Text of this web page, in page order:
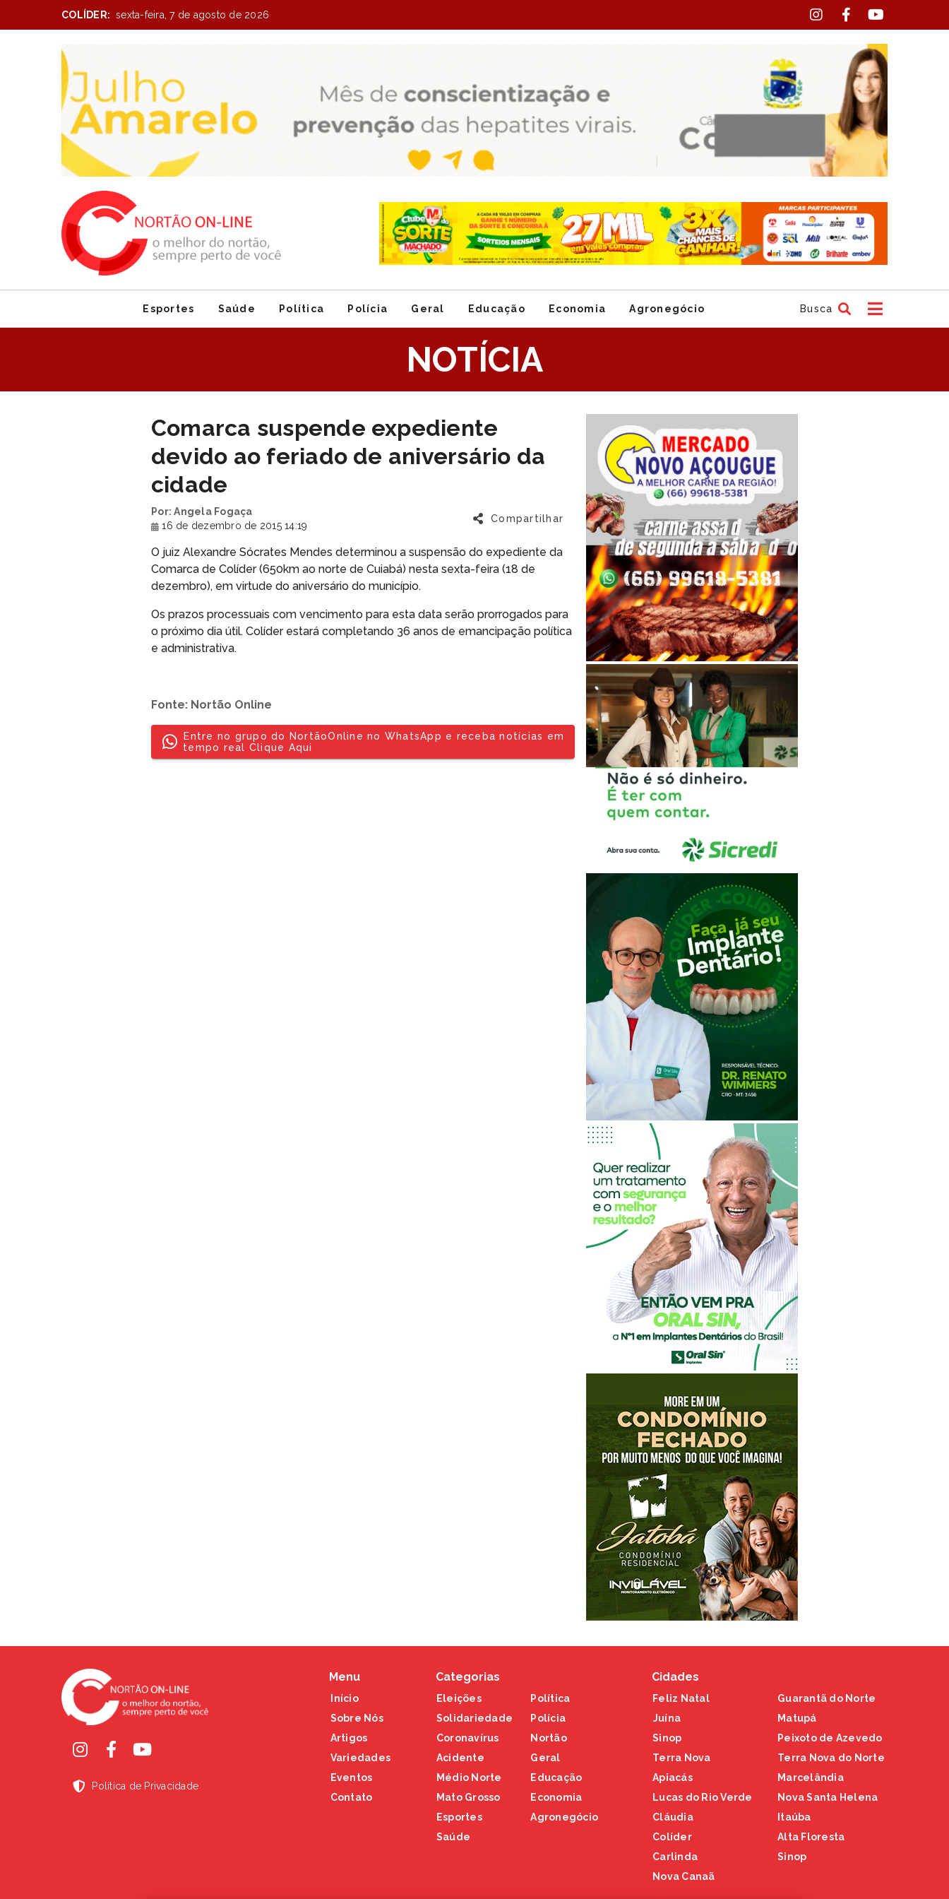
COLÍDER: sexta-feira, 7 de agosto de 2026
of
1
of
Esportes Saúde Política Polícia Geral Educação Economia Agronegócio Busca
NOTÍCIA
Comarca suspende expediente
devido ao feriado de aniversário da
cidade
Por: Angela Fogaça
16 de dezembro de 2015 14:19
Compartilhar
O juiz Alexandre Sócrates Mendes determinou a suspensão do expediente da
Comarca de Colíder (650km ao norte de Cuiabá) nesta sexta-feira (18 de
dezembro), em virtude do aniversário do município.
Os prazos processuais com vencimento para esta data serão prorrogados para
o próximo dia útil. Colíder estará completando 36 anos de emancipação política
e administrativa.
Fonte: Nortão Online
Entre no grupo do NortãoOnline no WhatsApp e receba notícias em
tempo real Clique Aqui
Política de Privacidade
Menu
Início
Sobre Nós
Artigos
Variedades
Eventos
Contato
Categorias
Eleições
Solidariedade
Coronavírus
Acidente
Médio Norte
Mato Grosso
Esportes
Saúde
Política
Polícia
Nortão
Geral
Educação
Economia
Agronegócio
Cidades
Feliz Natal
Juína
Sinop
Terra Nova
Apiacás
Lucas do Rio Verde
Cláudia
Colíder
Carlinda
Nova Canaã
Guarantã do Norte
Matupá
Peixoto de Azevedo
Terra Nova do Norte
Marcelândia
Nova Santa Helena
Itaúba
Alta Floresta
Sinop